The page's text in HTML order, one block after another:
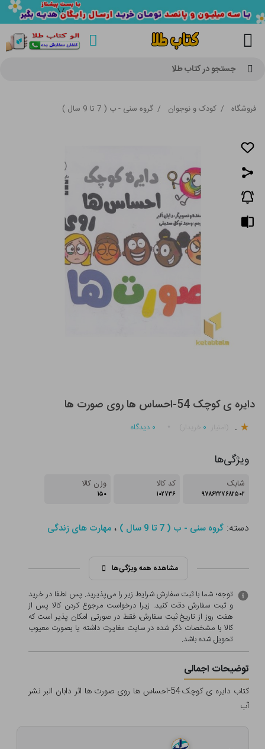
جستجو در کتاب طلا
فروشگاه / کودک و نوجوان / گروه سنی - ب ( 7 تا 9 سال )
دایره ی کوچک 54-احساس ها روی صورت ها
. ۰ ۰ دیدگاه
ویژگی‌ها
شابک
۹۷۸۶۲۲۷۶۸۲۵۰۲
کد کالا
۱۰۲۷۳۶
وزن کالا
۱۵۰
دسته:گروه سنی - ب ( 7 تا 9 سال ) ،مهارت های زندگی
مشاهده همه ویژگی‌ها
توجه؛ شما با ثبت سفارش شرایط زیر را می‌پذیرید. پس لطفا در خرید
و ثبت سفارش دقت کنید. زیرا درخواست مرجوع کردن کالا پس از
هفت روز از تاریخ ثبت سفارش، فقط در صورتی امکان پذیر است که
کالا با مشخصات ذکر شده در سایت مغایرت داشته یا بصورت معيوب
تحویل شده باشد.
توضیحات اجمالی
کتاب دایره ی کوچک 54-احساس ها روی صورت ها اثر دابان البر نشر
آب